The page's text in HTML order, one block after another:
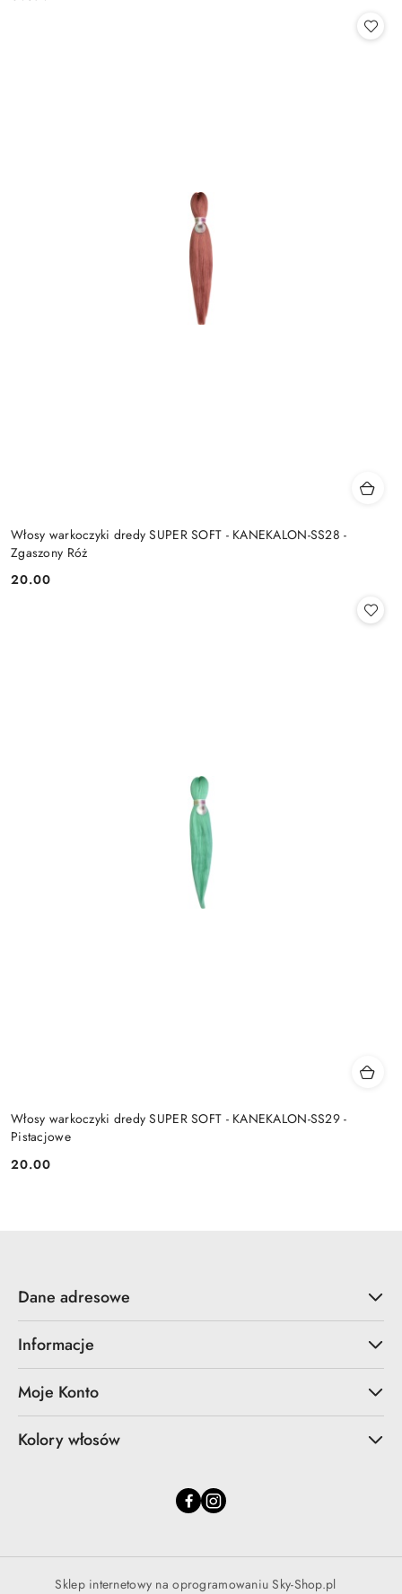
Cena:
Włosy warkoczyki dredy SUPER SOFT - KANEKALON-SS28 -
Zgaszony Róż
Cena:
20.00
Włosy warkoczyki dredy SUPER SOFT - KANEKALON-SS29 -
Pistacjowe
Cena:
20.00
Dane adresowe
Informacje
Moje Konto
Kolory włosów
Sklep internetowy na oprogramowaniu Sky-Shop.pl